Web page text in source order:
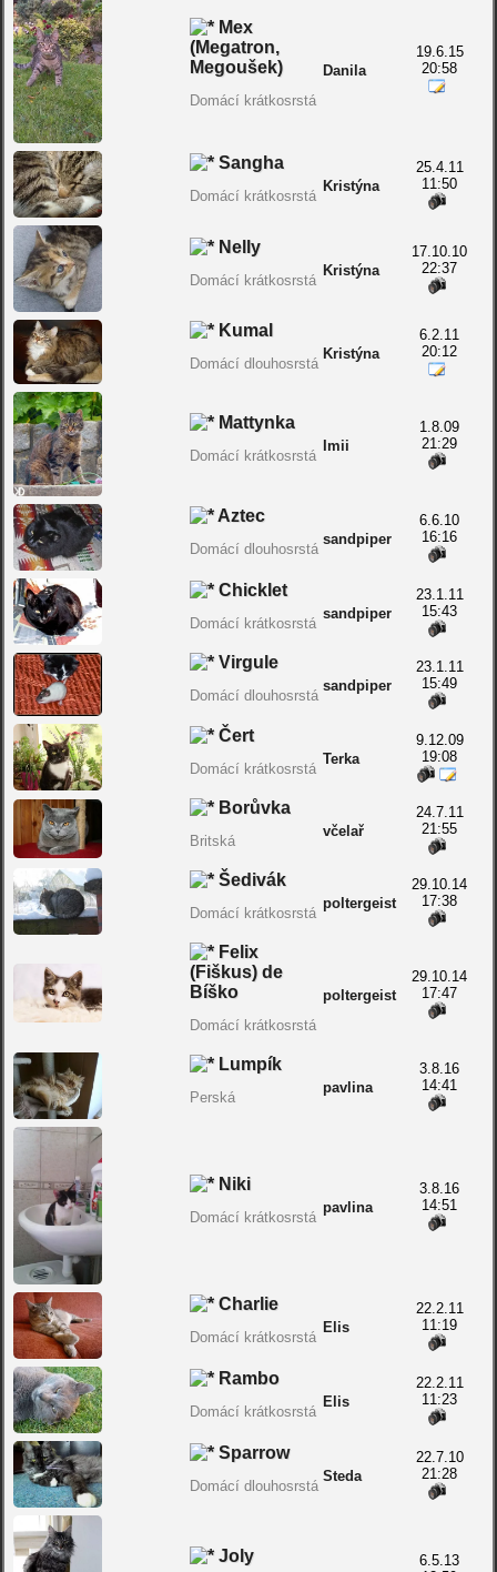
Mex
(Megatron,
Megoušek)
Domácí krátkosrstá
Danila
19.6.15
20:58
Sangha
Domácí krátkosrstá
Kristýna
25.4.11
11:50
Nelly
Domácí krátkosrstá
Kristýna
17.10.10
22:37
Kumal
Domácí dlouhosrstá
Kristýna
6.2.11
20:12
Mattynka
Domácí krátkosrstá
Imii
1.8.09
21:29
Aztec
Domácí dlouhosrstá
sandpiper
6.6.10
16:16
Chicklet
Domácí krátkosrstá
sandpiper
23.1.11
15:43
Virgule
Domácí dlouhosrstá
sandpiper
23.1.11
15:49
Čert
Domácí krátkosrstá
Terka
9.12.09
19:08
Borůvka
Britská
včelař
24.7.11
21:55
Šedivák
Domácí krátkosrstá
poltergeist
29.10.14
17:38
Felix
(Fiškus) de
Bíško
Domácí krátkosrstá
poltergeist
29.10.14
17:47
Lumpík
Perská
pavlina
3.8.16
14:41
Niki
Domácí krátkosrstá
pavlina
3.8.16
14:51
Charlie
Domácí krátkosrstá
Elis
22.2.11
11:19
Rambo
Domácí krátkosrstá
Elis
22.2.11
11:23
Sparrow
Domácí dlouhosrstá
Steda
22.7.10
21:28
Joly
6.5.13